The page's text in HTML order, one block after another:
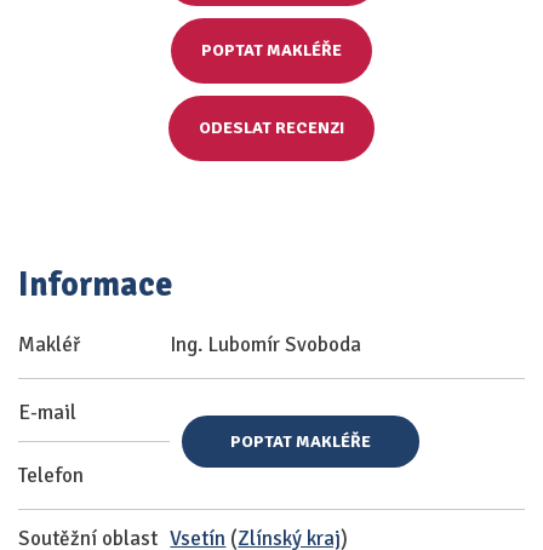
POPTAT MAKLÉŘE
ODESLAT RECENZI
Informace
Makléř Ing. Lubomír Svoboda
E-mail
Telefon
POPTAT MAKLÉŘE
Soutěžní oblast Vsetín (Zlínský kraj)